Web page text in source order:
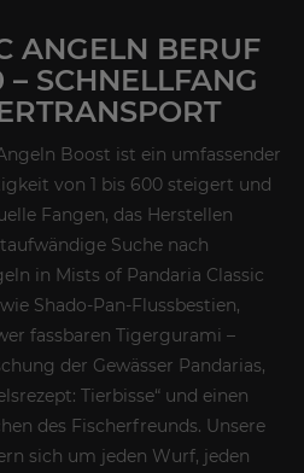
ANGELN BERUF
– SCHNELLFANG
Boost ist ein umfassender
von 1 bis 600 steigert und
Fangen, das Herstellen
Suche nach
in Mists of Pandaria Classic
Shado-Pan-Flussbestien,
fassbaren Tigergurami –
der Gewässer Pandarias,
Tierbisse“ und einen
des Fischerfreunds. Unsere
sich um jeden Wurf, jeden